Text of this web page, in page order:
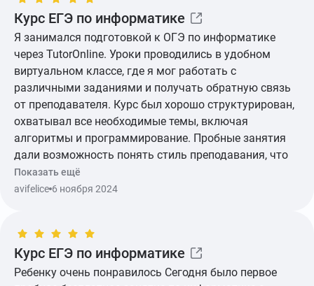
Курс ЕГЭ по информатике
Я занимался подготовкой к ОГЭ по информатике
через TutorOnline. Уроки проводились в удобном
виртуальном классе, где я мог работать с
различными заданиями и получать обратную связь
от преподавателя. Курс был хорошо структурирован,
охватывал все необходимые темы, включая
алгоритмы и программирование. Пробные занятия
дали возможность понять стиль преподавания, что
помогло выбрать подходящего наставника. В целом,
это хороший способ подготовки, особенно если
Показать ещё
avifelice 6 ноября 2024
Курс ЕГЭ по информатике
Ребенку очень понравилось Сегодня было первое